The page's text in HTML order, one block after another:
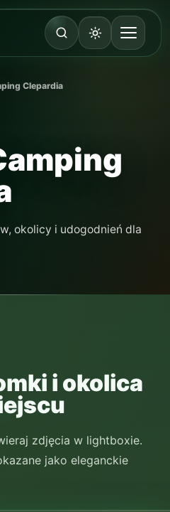
Clepardia
okolicy i udogodnień dla
i okolica
zdjęcia w lightboxie.
jako eleganckie